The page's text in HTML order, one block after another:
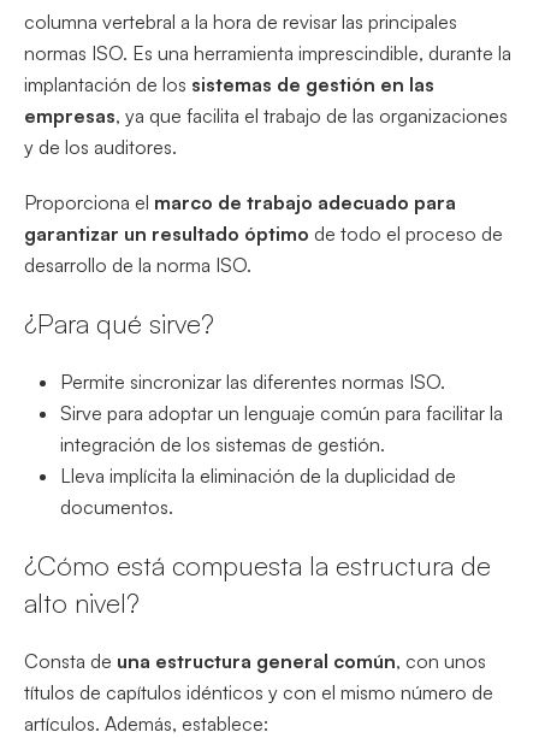
columna vertebral a la hora de revisar las principales
normas ISO. Es una herramienta imprescindible, durante la
implantación de los sistemas de gestión en las
empresas, ya que facilita el trabajo de las organizaciones
y de los auditores.
Proporciona el marco de trabajo adecuado para
garantizar un resultado óptimo de todo el proceso de
desarrollo de la norma ISO.
¿Para qué sirve?
Permite sincronizar las diferentes normas ISO.
Sirve para adoptar un lenguaje común para facilitar la
integración de los sistemas de gestión.
Lleva implícita la eliminación de la duplicidad de
documentos.
¿Cómo está compuesta la estructura de
alto nivel?
Consta de una estructura general común, con unos
títulos de capítulos idénticos y con el mismo número de
artículos. Además, establece: